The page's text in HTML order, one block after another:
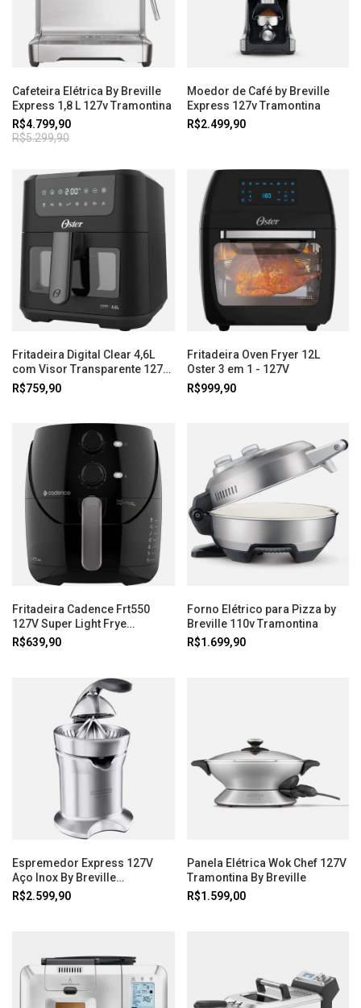
Cafeteira Elétrica By Breville
Express 1,8 L 127v Tramontina
R$4.799,90
R$5.299,90
Moedor de Café by Breville
Express 127v Tramontina
R$2.499,90
Fritadeira Digital Clear 4,6L
com Visor Transparente 127V
Oster
R$759,90
Fritadeira Oven Fryer 12L
Oster 3 em 1 - 127V
R$999,90
Fritadeira Cadence Frt550
127V Super Light Frye
Cadence
R$639,90
Forno Elétrico para Pizza by
Breville 110v Tramontina
R$1.699,90
Espremedor Express 127V
Aço Inox By Breville
Tramontina
R$2.599,90
Panela Elétrica Wok Chef 127V
Tramontina By Breville
R$1.599,00